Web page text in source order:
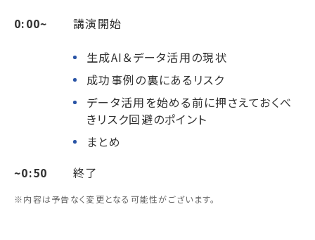
0:00~
講演開始
生成AI＆データ活用の現状
成功事例の裏にあるリスク
データ活用を始める前に押さえておくべ
きリスク回避のポイント
まとめ
~0:50
終了
※内容は予告なく変更となる可能性がございます。